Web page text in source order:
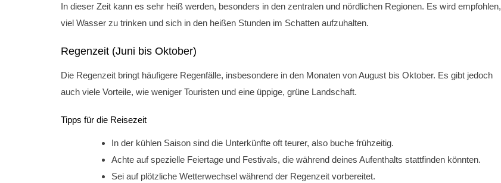
In dieser Zeit kann es sehr heiß werden, besonders in den zentralen und nördlichen Regionen. Es wird empfohlen,
viel Wasser zu trinken und sich in den heißen Stunden im Schatten aufzuhalten.
Regenzeit (Juni bis Oktober)
Die Regenzeit bringt häufigere Regenfälle, insbesondere in den Monaten von August bis Oktober. Es gibt jedoch
auch viele Vorteile, wie weniger Touristen und eine üppige, grüne Landschaft.
Tipps für die Reisezeit
In der kühlen Saison sind die Unterkünfte oft teurer, also buche frühzeitig.
Achte auf spezielle Feiertage und Festivals, die während deines Aufenthalts stattfinden könnten.
Sei auf plötzliche Wetterwechsel während der Regenzeit vorbereitet.